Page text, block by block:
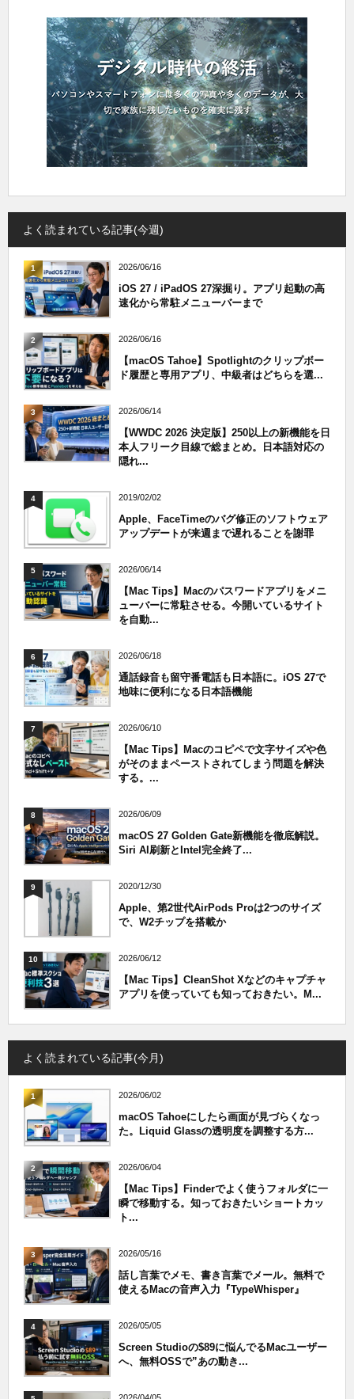
よく読まれている記事(今週)
1 2026/06/16
iOS 27 / iPadOS 27深掘り。アプリ起動の高
速化から常駐メニューバーまで
2 2026/06/16
【macOS Tahoe】Spotlightのクリップボー
ド履歴と専用アプリ、中級者はどちらを選...
3 2026/06/14
【WWDC 2026 決定版】250以上の新機能を日
本人フリーク目線で総まとめ。日本語対応の
隠れ...
4 2019/02/02
Apple、FaceTimeのバグ修正のソフトウェア
アップデートが来週まで遅れることを謝罪
5 2026/06/14
【Mac Tips】Macのパスワードアプリをメニ
ューバーに常駐させる。今開いているサイト
を自動...
6 2026/06/18
通話録音も留守番電話も日本語に。iOS 27で
地味に便利になる日本語機能
7 2026/06/10
【Mac Tips】Macのコピペで文字サイズや色
がそのままペーストされてしまう問題を解決
する。...
8 2026/06/09
macOS 27 Golden Gate新機能を徹底解説。
Siri AI刷新とIntel完全終了...
9 2020/12/30
Apple、第2世代AirPods Proは2つのサイズ
で、W2チップを搭載か
10 2026/06/12
【Mac Tips】CleanShot Xなどのキャプチャ
アプリを使っていても知っておきたい。M...
よく読まれている記事(今月)
1 2026/06/02
macOS Tahoeにしたら画面が見づらくなっ
た。Liquid Glassの透明度を調整する方...
2 2026/06/04
【Mac Tips】Finderでよく使うフォルダに一
瞬で移動する。知っておきたいショートカッ
ト...
3 2026/05/16
話し言葉でメモ、書き言葉でメール。無料で
使えるMacの音声入力『TypeWhisper』
4 2026/05/05
Screen Studioの$89に悩んでるMacユーザー
へ、無料OSSで”あの動き...